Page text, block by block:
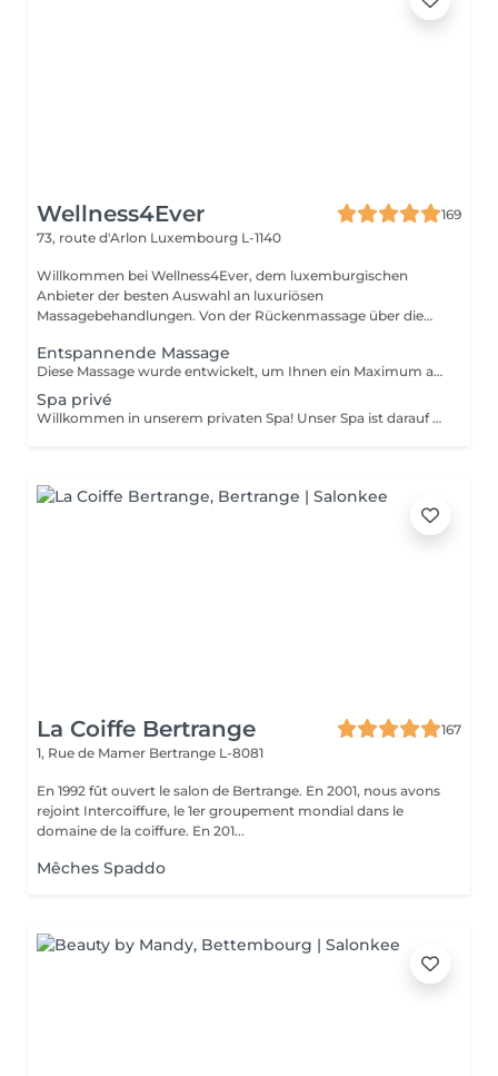
Wellness4Ever
169
73, route d'Arlon Luxembourg L-1140
Willkommen bei Wellness4Ever, dem luxemburgischen
Anbieter der besten Auswahl an luxuriösen
Massagebehandlungen. Von der Rückenmassage über die
Entspannende Massage
Diese Massage wurde entwickelt, um Ihnen ein Maximum an Entspannung zu bieten. Sie löst Verspannungen, verbessert die Durchblutung und durchflutet Ihren Körper mit Ruhe und Gelassenheit.
Spa privé
Willkommen in unserem privaten Spa! Unser Spa ist darauf ausgerichtet, Ihnen ein entspannendes und verjüngendes Erlebnis zu bieten. Ihr Paket beinhaltet: Hammam: Unser traditionelles türkisches Bad wird Ihnen ein erfrischendes und belebendes Gefühl geben. Die dampfige Umgebung ist ideal zum Entspannen und Entgiften Ihrer Haut. Sauna: Unsere Sauna hilft Ihnen, alle Giftstoffe aus Ihrem Körper zu schwitzen und Muskelverspannungen zu lösen. Whirlpool: Unser geräumiger Whirlpool ist der perfekte Ort, um sich zu entspannen und im warmen, sprudelnden Wasser zu baden. Handtücher: Wir stellen Ihnen hochwertige Handtücher zur Verfügung, damit Sie sich während Ihres Besuchs wohl fühlen. Gereinigtes Wasser mit Früchten: Bleiben Sie hydriert mit unserem gereinigten Wasser, das mit frischen Früchten angereichert ist. Eine Flasche Champagner: Nippen Sie an einer kostenlosen Flasche Champagner, während Sie in unserem Spa entspannen. Zwei einstündige Massagen: Unsere erfahrenen Massagetherapeuten bieten Ihnen eine wohltuende Massage, die alle Verspannungen löst und Sie völlig entspannt zurücklässt. Unser privates Spa ist der perfekte Ort, um dem Alltagsstress zu entfliehen und sich die dringend benötigte Verwöhnung zu gönnen. Wir sorgen dafür, dass Ihr Besuch zu einem unvergesslichen Erlebnis wird. Für weitere Informationen und / oder Buchungen können Sie uns gerne kontaktieren: infowellness4ever@gmail.com
La Coiffe Bertrange
167
1, Rue de Mamer Bertrange L-8081
En 1992 fût ouvert le salon de Bertrange. En 2001, nous avons
rejoint Intercoiffure, le 1er groupement mondial dans le
domaine de la coiffure. En 201...
Mêches Spaddo